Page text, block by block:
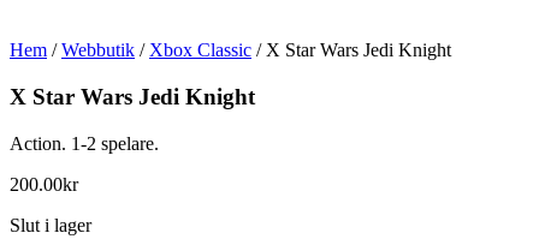
Hem /Webbutik / Xbox Classic / X Star Wars Jedi Knight
X Star Wars Jedi Knight
Action. 1-2 spelare.
200.00kr
Slut i lager